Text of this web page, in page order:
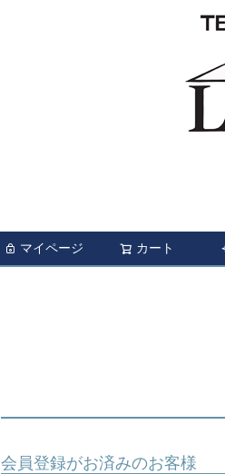
マイページ カート
会員登録がお済みのお客様